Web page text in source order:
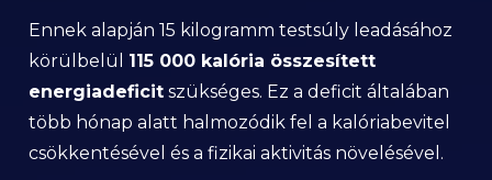
Ennek alapján 15 kilogramm testsúly leadásához
körülbelül 115 000 kalória összesített
energiadeficit szükséges. Ez a deficit általában
több hónap alatt halmozódik fel a kalóriabevitel
csökkentésével és a fizikai aktivitás növelésével.